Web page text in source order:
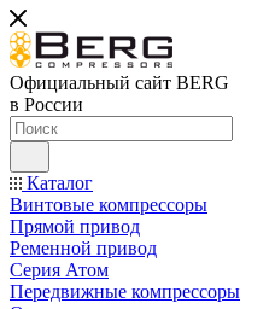
Официальный сайт BERG
в России
Каталог
Винтовые компрессоры
Прямой привод
Ременной привод
Серия Атом
Передвижные компрессоры